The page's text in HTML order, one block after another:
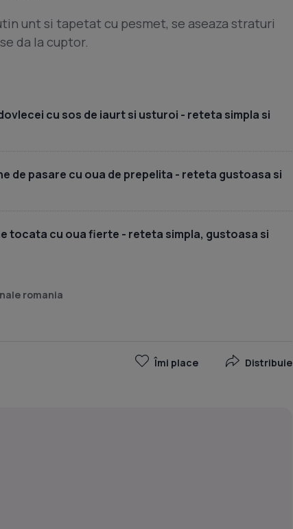
unt si tapetat cu pesmet, se aseaza straturi
da la cuptor.
cu sos de iaurt si usturoi - reteta simpla si
de pasare cu oua de prepelita - reteta gustoasa si
tocata cu oua fierte - reteta simpla, gustoasa si
romania
Îmi place Distribuie